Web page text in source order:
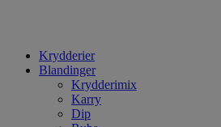
Krydderier
Blandinger
Krydderimix
Karry
Dip